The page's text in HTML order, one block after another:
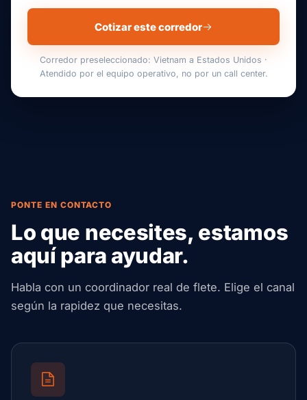
Cotizar este corredor
Corredor preseleccionado: Vietnam a Estados Unidos ·
Atendido por el equipo operativo, no por un call center.
PONTE EN CONTACTO
Lo que necesites, estamos
aquí para ayudar.
Habla con un coordinador real de flete. Elige el canal
según la rapidez que necesitas.